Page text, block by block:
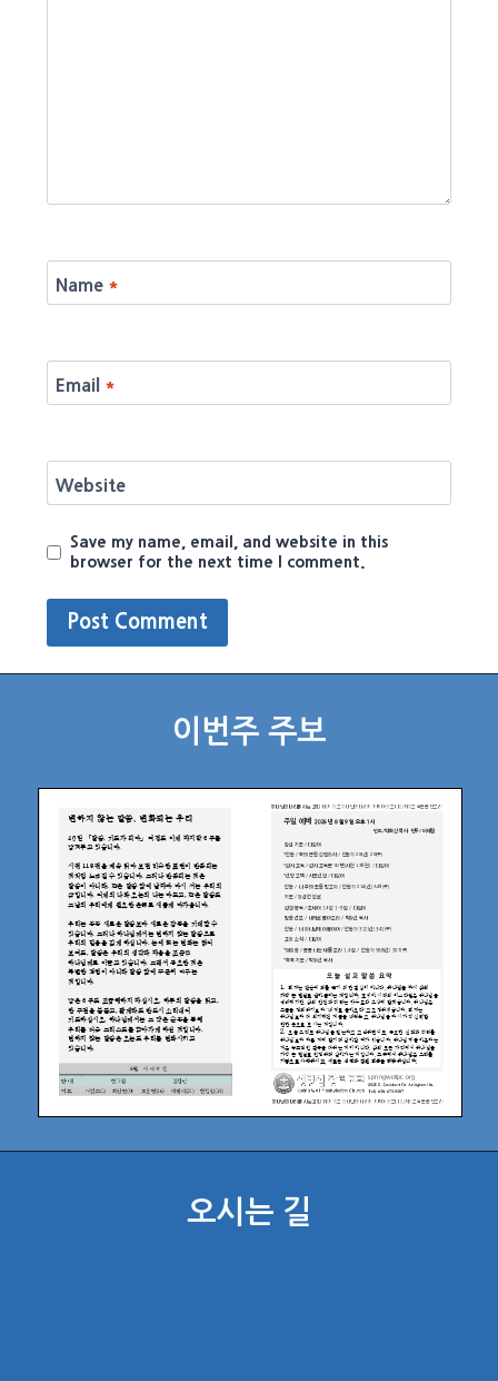
Name *
Email *
Website
Save my name, email, and website in this
browser for the next time I comment.
이번주 주보
오시는 길